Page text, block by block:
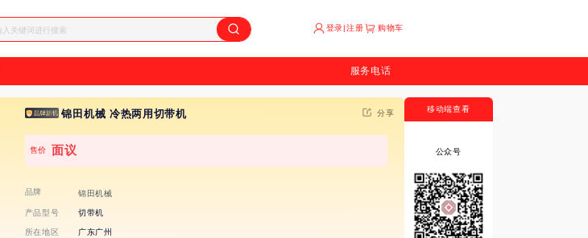
登录|注册 购物车
服务电话
锦田机械 冷热两用切带机 分享
售价 面议
品牌 锦田机械
产品型号 切带机
所在地区 广东广州
移动端查看
公众号